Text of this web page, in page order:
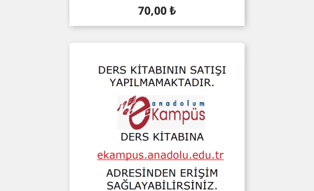
Preis
70,00 ₺